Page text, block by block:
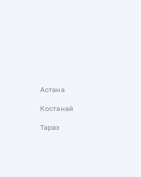
Астана
Костанай
Тараз